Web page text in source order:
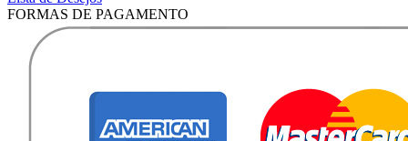
FORMAS DE PAGAMENTO